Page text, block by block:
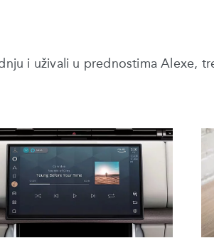
i uživali u prednostima Alexe,